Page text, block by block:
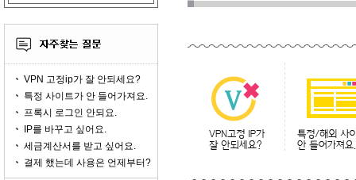
VPN 고정ip가 잘 안되세요?
특정 사이트가 안 들어가져요.
프록시 로그인 안되요.
IP를 바꾸고 싶어요.
세금계산서를 받고 싶어요.
결제 했는데 사용은 언제부터?